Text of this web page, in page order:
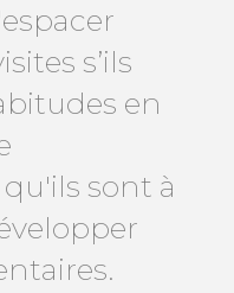
s’ils
en
sont à